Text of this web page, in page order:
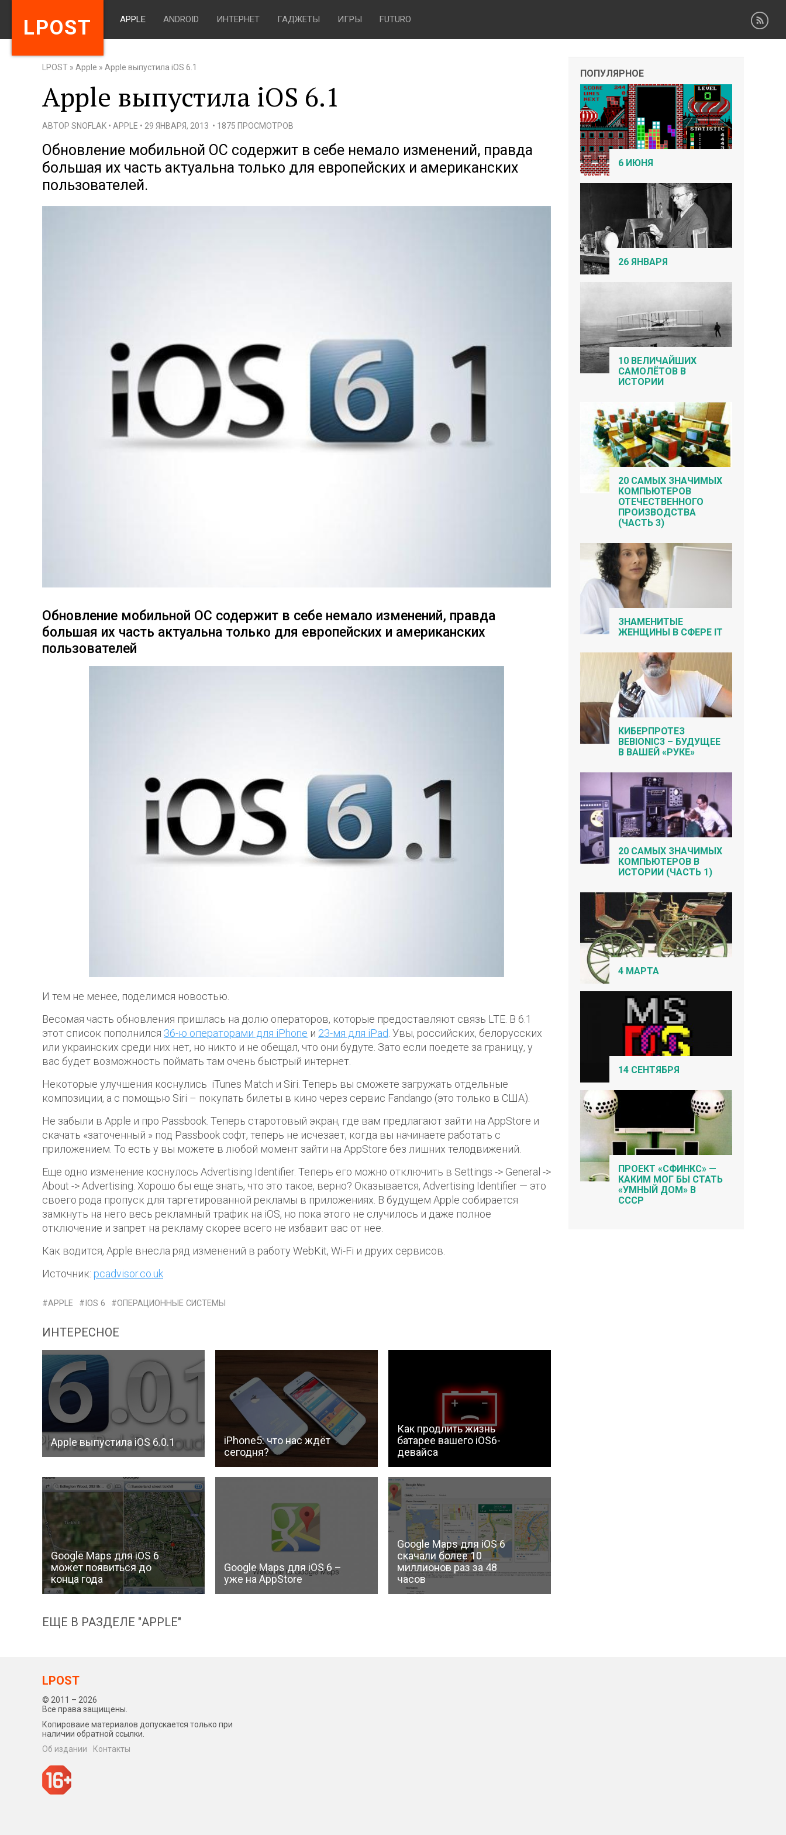
LPOST APPLE ANDROID ИНТЕРНЕТ ГАДЖЕТЫ ИГРЫ FUTURO
LPOST » Apple » Apple выпустила iOS 6.1
Apple выпустила iOS 6.1
АВТОР SNOFLAK • APPLE • 29 ЯНВАРЯ, 2013 • 1875 ПРОСМОТРОВ
Обновление мобильной ОС содержит в себе немало изменений, правда
большая их часть актуальна только для европейских и американских
пользователей.
Обновление мобильной ОС содержит в себе немало изменений, правда
большая их часть актуальна только для европейских и американских
пользователей
И тем не менее, поделимся новостью.
Весомая часть обновления пришлась на долю операторов, которые предоставляют связь LTE. В 6.1
этот список пополнился 36-ю операторами для iPhone и 23-мя для iPad . Увы, российских, белорусских
или украинских среди них нет, но никто и не обещал, что они будуте. Зато если поедете за границу, у
вас будет возможность поймать там очень быстрый интернет.
Некоторые улучшения коснулись iTunes Match и Siri. Теперь вы сможете загружать отдельные
композиции, а с помощью Siri – покупать билеты в кино через сервис Fandango (это только в США).
Не забыли в Apple и про Passbook. Теперь старотовый экран, где вам предлагают зайти на AppStore и
скачать «заточенный » под Passbook софт, теперь не исчезает, когда вы начинаете работать с
приложением. То есть у вы можете в любой момент зайти на AppStore без лишних телодвижений.
Еще одно изменение коснулось Advertising Identifier. Теперь его можно отключить в Settings -> General ->
About -> Advertising. Хорошо бы еще знать, что это такое, верно? Оказывается, Advertising Identifier — это
своего рода пропуск для таргетированной рекламы в приложениях. В будущем Apple собирается
замкнуть на него весь рекламный трафик на iOS, но пока этого не случилось и даже полное
отключение и запрет на рекламу скорее всего не избавит вас от нее.
Как водится, Apple внесла ряд изменений в работу WebKit, Wi-Fi и друих сервисов.
Источник: pcadvisor.co.uk
APPLE IOS 6 ОПЕРАЦИОННЫЕ СИСТЕМЫ
ИНТЕРЕСНОЕ
Apple выпустила iOS 6.0.1
iPhone5: что нас ждёт
сегодня?
Как продлить жизнь
батарее вашего iOS6-
девайса
Google Maps для iOS 6
может появиться до
конца года
Google Maps для iOS 6 –
уже на AppStore
Google Maps для iOS 6
скачали более 10
миллионов раз за 48
часов
ЕЩЕ В РАЗДЕЛЕ "APPLE"
ПОПУЛЯРНОЕ
6 ИЮНЯ
26 ЯНВАРЯ
10 ВЕЛИЧАЙШИХ
САМОЛЁТОВ В
ИСТОРИИ
20 САМЫХ ЗНАЧИМЫХ
КОМПЬЮТЕРОВ
ОТЕЧЕСТВЕННОГО
ПРОИЗВОДСТВА
(ЧАСТЬ 3)
ЗНАМЕНИТЫЕ
ЖЕНЩИНЫ В СФЕРЕ IT
КИБЕРПРОТЕЗ
BEBIONIC3 – БУДУЩЕЕ
В ВАШЕЙ «РУКЕ»
20 САМЫХ ЗНАЧИМЫХ
КОМПЬЮТЕРОВ В
ИСТОРИИ (ЧАСТЬ 1)
4 МАРТА
14 СЕНТЯБРЯ
ПРОЕКТ «СФИНКС» —
КАКИМ МОГ БЫ СТАТЬ
«УМНЫЙ ДОМ» В
СССР
LPOST
© 2011 – 2026
Все права защищены.
Копироваие материалов допускается только при
наличии обратной ссылки.
Об издании
Контакты